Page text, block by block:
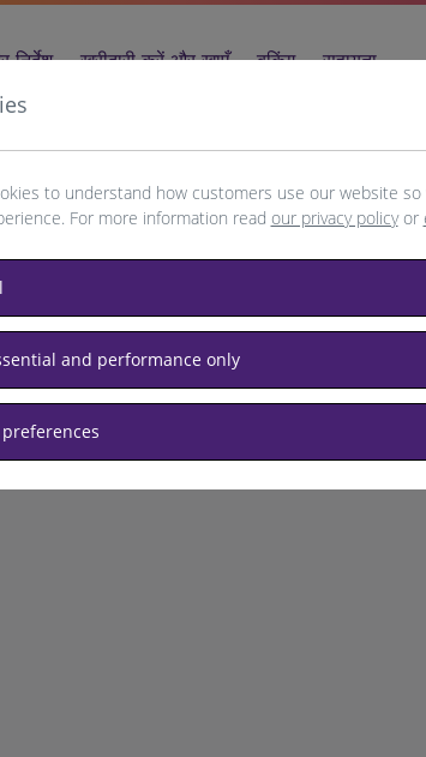
निर्देश खरीदारी करें और खाएँ बुकिंग सहायता
अपना ब्राउज़र रीफ़्रेश करें
to understand how customers use our website so
For more information read our privacy policyor
and performance only